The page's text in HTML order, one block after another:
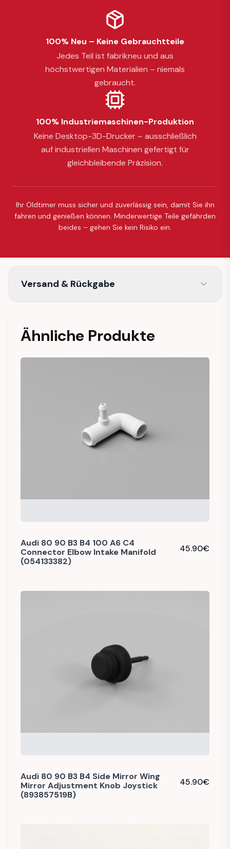
100% Neu – Keine Gebrauchtteile
Jedes Teil ist fabrikneu und aus
höchstwertigen Materialien – niemals
gebraucht.
100% Industriemaschinen-Produktion
Keine Desktop-3D-Drucker – ausschließlich
auf industriellen Maschinen gefertigt für
gleichbleibende Präzision.
Ihr Oldtimer muss sicher und zuverlässig sein, damit Sie ihn
fahren und genießen können. Minderwertige Teile gefährden
beides – gehen Sie kein Risiko ein.
Versand & Rückgabe
Ähnliche Produkte
Audi 80 90 B3 B4 100 A6 C4
Connector Elbow Intake Manifold
(054133382)
45.90€
Audi 80 90 B3 B4 Side Mirror Wing
Mirror Adjustment Knob Joystick
(893857519B)
45.90€